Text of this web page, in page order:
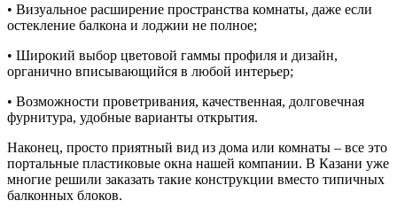
• Визуальное расширение пространства комнаты, даже если
остекление балкона и лоджии не полное;
• Широкий выбор цветовой гаммы профиля и дизайн,
органично вписывающийся в любой интерьер;
• Возможности проветривания, качественная, долговечная
фурнитура, удобные варианты открытия.
Наконец, просто приятный вид из дома или комнаты – все это
портальные пластиковые окна нашей компании. В Казани уже
многие решили заказать такие конструкции вместо типичных
балконных блоков.